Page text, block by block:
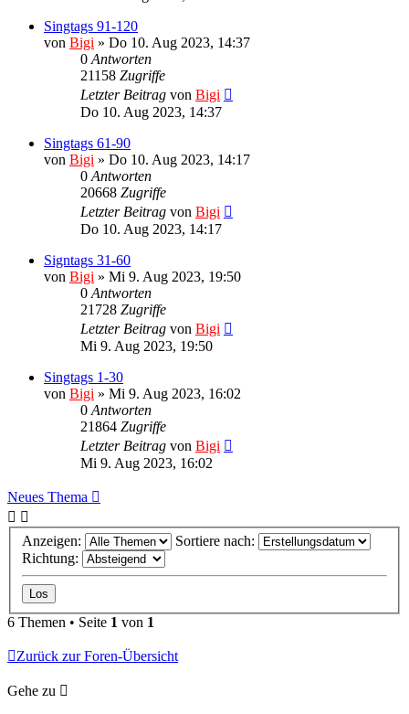
Singtags 91-120
von Bigi » Do 10. Aug 2023, 14:37
0 Antworten
21158 Zugriffe
Letzter Beitrag von Bigi
Do 10. Aug 2023, 14:37
Singtags 61-90
von Bigi » Do 10. Aug 2023, 14:17
0 Antworten
20668 Zugriffe
Letzter Beitrag von Bigi
Do 10. Aug 2023, 14:17
Signtags 31-60
von Bigi » Mi 9. Aug 2023, 19:50
0 Antworten
21728 Zugriffe
Letzter Beitrag von Bigi
Mi 9. Aug 2023, 19:50
Singtags 1-30
von Bigi » Mi 9. Aug 2023, 16:02
0 Antworten
21864 Zugriffe
Letzter Beitrag von Bigi
Mi 9. Aug 2023, 16:02
Neues Thema
Anzeigen:
Sortiere nach:
Richtung:
6 Themen • Seite 1 von 1
Zurück zur Foren-Übersicht
Gehe zu